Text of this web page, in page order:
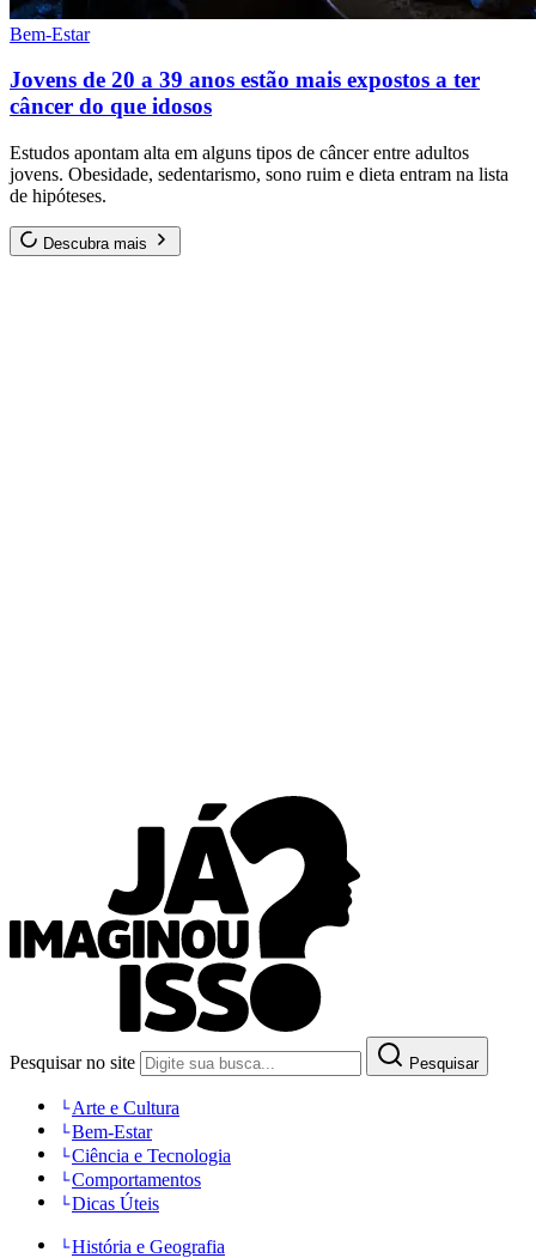
Bem-Estar
Jovens de 20 a 39 anos estão mais expostos a ter
câncer do que idosos
Estudos apontam alta em alguns tipos de câncer entre adultos
jovens. Obesidade, sedentarismo, sono ruim e dieta entram na lista
de hipóteses.
Descubra mais
Pesquisar no site Pesquisar
Arte e Cultura
Bem-Estar
Ciência e Tecnologia
Comportamentos
Dicas Úteis
História e Geografia